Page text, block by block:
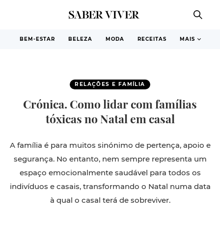
BEM-ESTAR BELEZA MODA RECEITAS MAIS
RELAÇÕES E FAMÍLIA
Crónica. Como lidar com famílias
tóxicas no Natal em casal
Afamília é para muitos sinónimo de pertença, apoio e
segurança. No entanto, nem sempre representa um
espaço emocionalmente saudável para todos os
indivíduos e casais, transformando o Natal numa data
à qual o casal terá de sobreviver.